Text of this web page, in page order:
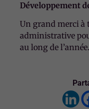
Développement
Un grand merci à
administrative
au long de l’année.